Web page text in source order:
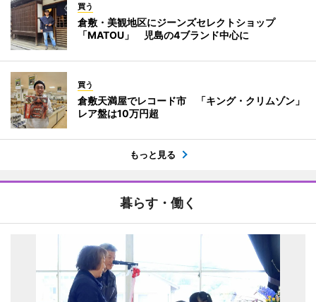
買う
倉敷・美観地区にジーンズセレクトショップ
「MATOU」 児島の4ブランド中心に
買う
倉敷天満屋でレコード市 「キング・クリムゾン」
レア盤は10万円超
もっと見る
暮らす・働く